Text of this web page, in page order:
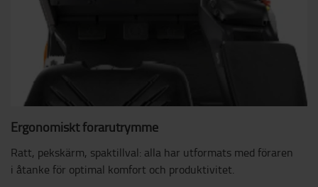
Ergonomiskt förarutrymme
Ratt, pekskärm, spaktillval: alla har utformats med föraren
i åtanke för optimal komfort och produktivitet.